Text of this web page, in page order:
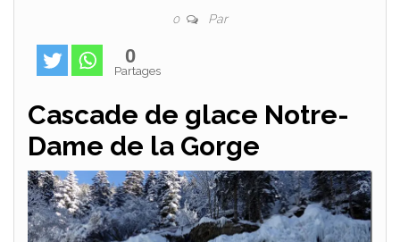
0 Par
0
Partages
Cascade de glace Notre-
Dame de la Gorge